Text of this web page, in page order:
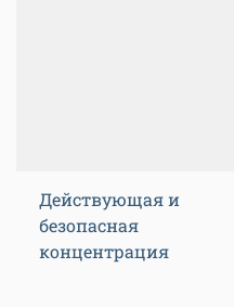
Действующая и
безопасная
концентрация